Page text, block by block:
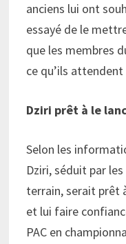
anciens lui ont
essayé de le
que les membres
ce qu’ils attendent
Dziri prêt à le
Selon les
Dziri, séduit par
terrain, serait prêt
et lui faire
PAC en